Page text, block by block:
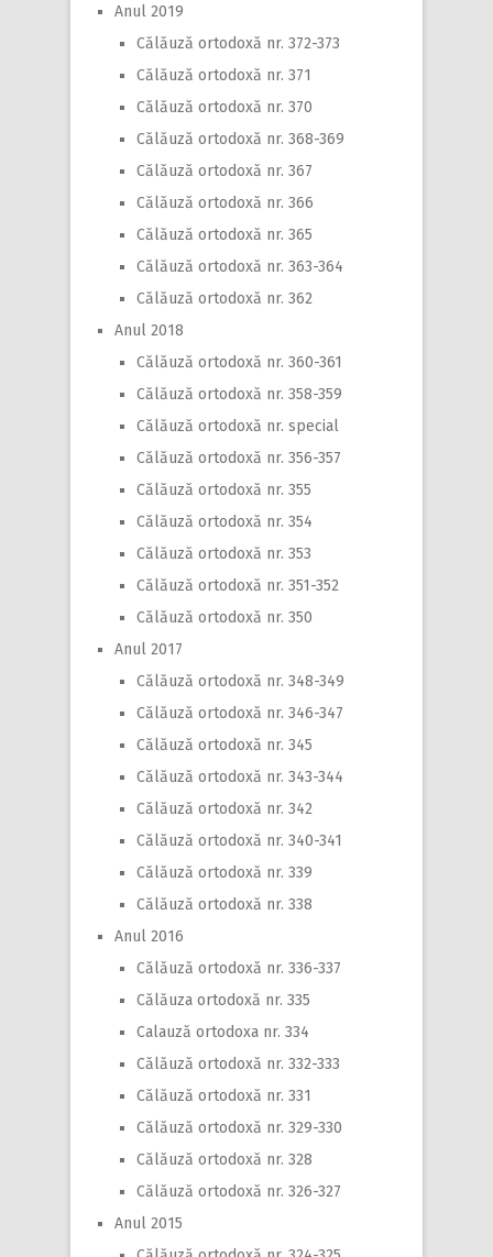
Anul 2019
Călăuză ortodoxă nr. 372-373
Călăuză ortodoxă nr. 371
Călăuză ortodoxă nr. 370
Călăuză ortodoxă nr. 368-369
Călăuză ortodoxă nr. 367
Călăuză ortodoxă nr. 366
Călăuză ortodoxă nr. 365
Călăuză ortodoxă nr. 363-364
Călăuză ortodoxă nr. 362
Anul 2018
Călăuză ortodoxă nr. 360-361
Călăuză ortodoxă nr. 358-359
Călăuză ortodoxă nr. special
Călăuză ortodoxă nr. 356-357
Călăuză ortodoxă nr. 355
Călăuză ortodoxă nr. 354
Călăuză ortodoxă nr. 353
Călăuză ortodoxă nr. 351-352
Călăuză ortodoxă nr. 350
Anul 2017
Călăuză ortodoxă nr. 348-349
Călăuză ortodoxă nr. 346-347
Călăuză ortodoxă nr. 345
Călăuză ortodoxă nr. 343-344
Călăuză ortodoxă nr. 342
Călăuză ortodoxă nr. 340-341
Călăuză ortodoxă nr. 339
Călăuză ortodoxă nr. 338
Anul 2016
Călăuză ortodoxă nr. 336-337
Călăuza ortodoxă nr. 335
Calauză ortodoxa nr. 334
Călăuză ortodoxă nr. 332-333
Călăuză ortodoxă nr. 331
Călăuză ortodoxă nr. 329-330
Călăuză ortodoxă nr. 328
Călăuză ortodoxă nr. 326-327
Anul 2015